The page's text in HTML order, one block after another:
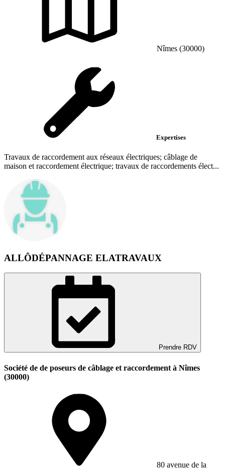
Nîmes (30000)
Expertises
Travaux de raccordement aux réseaux électriques; câblage de
maison et raccordement électrique; travaux de raccordements élect...
ALLÔDÉPANNAGE ELATRAVAUX
Prendre RDV
Société de de poseurs de câblage et raccordement à Nîmes
(30000)
80 avenue de la